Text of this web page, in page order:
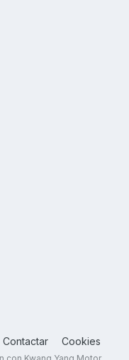
Contactar Cookies